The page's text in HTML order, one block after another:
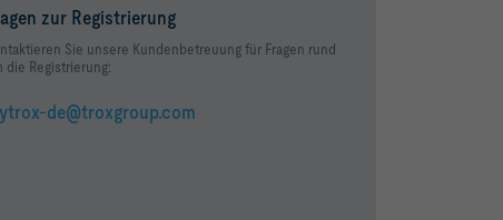
zur Registrierung
Sie unsere Kundenbetreuung für Fragen rund
die Registrierung:
de@troxgroup.com